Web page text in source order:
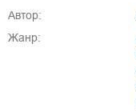
Автор:
Жанр: